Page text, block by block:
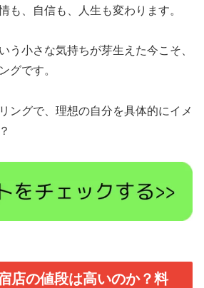
も、自信も、人生も変わります。
う小さな気持ちが芽生えた今こそ、
グです。
ングで、理想の自分を具体的にイメ
店の値段は高いのか？料